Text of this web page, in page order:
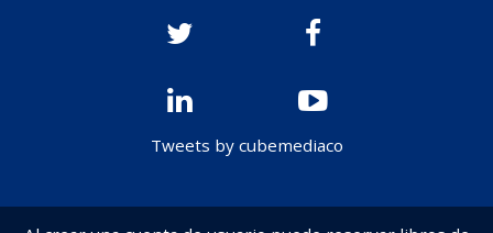
Tweets by cubemediaco